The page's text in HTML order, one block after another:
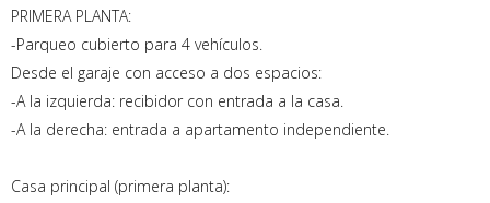
PRIMERA PLANTA:
-Parqueo cubierto para 4 vehículos.
Desde el garaje con acceso a dos espacios:
-A la izquierda: recibidor con entrada a la casa.
-A la derecha: entrada a apartamento independiente.
Casa principal (primera planta):